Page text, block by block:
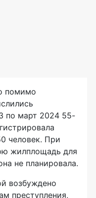
помимо
по март 2024 55-
человек. При
жилплощадь для
не планировала.
возбуждено
преступления,